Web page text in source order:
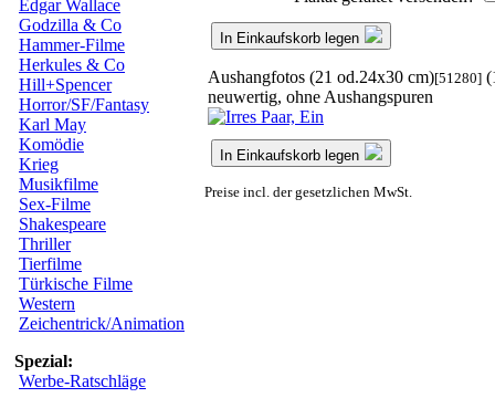
Edgar Wallace
Godzilla & Co
Hammer-Filme
Herkules & Co
Hill+Spencer
Horror/SF/Fantasy
Karl May
Komödie
Krieg
Musikfilme
Sex-Filme
Shakespeare
Thriller
Tierfilme
Türkische Filme
Western
Zeichentrick/Animation
Spezial:
Werbe-Ratschläge
In Einkaufskorb legen
Aushangfotos (21 od.24x30 cm)[51280]
neuwertig, ohne Aushangspuren
In Einkaufskorb legen
Preise incl. der gesetzlichen MwSt.